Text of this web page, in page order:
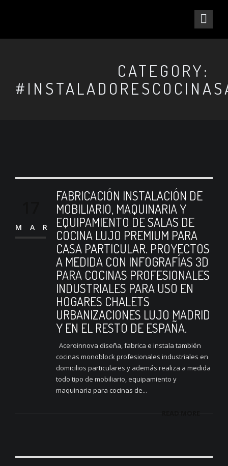
CATEGORY:
MAR
FABRICACIÓN INSTALACIÓN DE
MOBILIARIO, MAQUINARIA Y
EQUIPAMIENTO DE SALAS DE
COCINA LUJO PREMIUM PARA
CASA PARTICULAR. PROYECTOS
A MEDIDA CON INFOGRAFÍAS 3D
PARA COCINAS PROFESIONALES
INDUSTRIALES PARA USO EN
HOGARES CHALETS
URBANIZACIONES LUJO MADRID
Y EN EL RESTO DE ESPAÑA.
Aceroinnova diseña, fabrica e instala también
cocinas monoblock profesionales industriales en
domicilios particulares y además realiza a medida
todo tipo de mobiliario, equipamiento y
maquinaria para cocinas de...
READ MORE